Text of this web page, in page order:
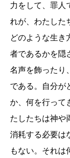
力をして、罪人
れが、わたした
どのような生き
者であるかを隠
名声を飾ったり
である。自分が
か、何を行って
たしたちは神や
消耗する必要は
もない。それは